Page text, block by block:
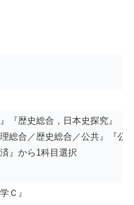
『歴史総合，日本史探究』『
総合／歴史総合／公共』『公
』から1科目選択
Ｃ』